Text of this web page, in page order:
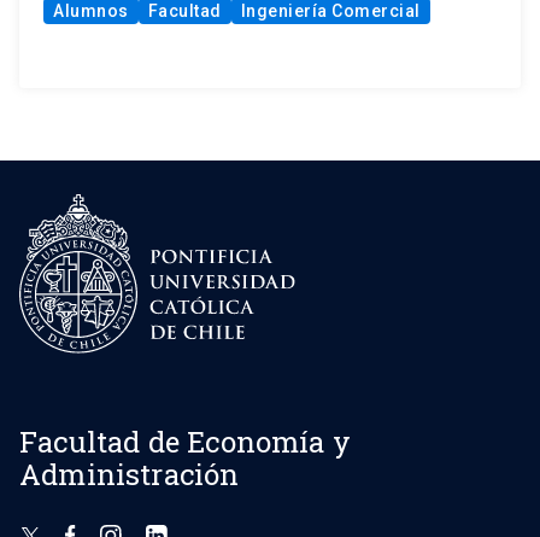
Alumnos Facultad Ingeniería Comercial
Facultad de Economía y
Administración